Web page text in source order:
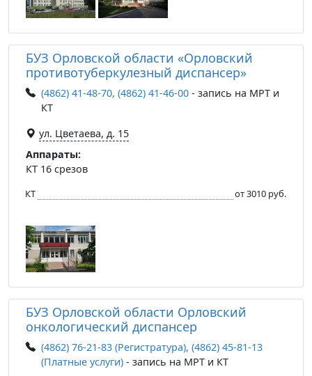
БУЗ Орловской области «Орловский
противотуберкулезный диспансер»
(4862) 41-48-70, (4862) 41-46-00 - запись на МРТ и
КТ
ул. Цветаева, д. 15
Аппараты:
КТ 16 срезов
КТ от 3010 руб.
БУЗ Орловской области Орловский
онкологический диспансер
(4862) 76-21-83 (Регистратура), (4862) 45-81-13
(Платные услуги) - запись на МРТ и КТ